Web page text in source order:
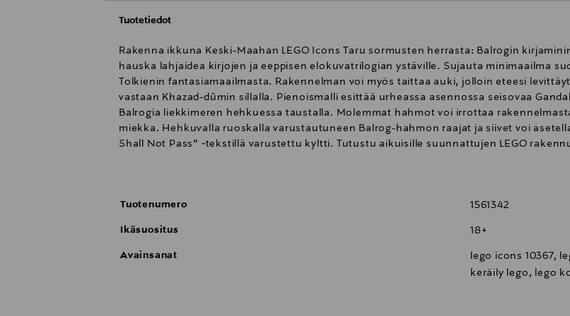
Tuotetiedot
Rakenna ikkuna Keski-Maahan LEGO Icons Taru sormusten herrasta: Balrogin
hauska lahjaidea kirjojen ja eeppisen elokuvatrilogian ystäville. Sujauta minimaailma
Tolkienin fantasiamaailmasta. Rakennelman voi myös taittaa auki, jolloin eteesi
vastaan Khazad-dûmin sillalla. Pienoismalli esittää urheassa asennossa seisovaa
Balrogia liekkimeren hehkuessa taustalla. Molemmat hahmot voi irrottaa
miekka. Hehkuvalla ruoskalla varustautuneen Balrog-hahmon raajat ja siivet voi
Shall Not Pass” ‑tekstillä varustettu kyltti. Tutustu aikuisille suunnattujen LEGO
Tuotenumero 1561342
Ikäsuositus 18+
Avainsanat
lego icons 10367,
keräily lego, lego